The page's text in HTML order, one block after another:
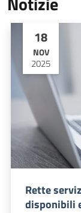
18
NOV
2025
Rette
disponibili